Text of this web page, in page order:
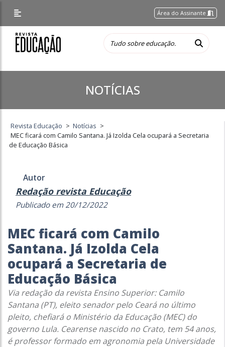
Área do Assinante
NOTÍCIAS
Revista Educação > Notícias >
MEC ficará com Camilo Santana. Já Izolda Cela ocupará a Secretaria
de Educação Básica
Autor
Redação revista Educação
Publicado em 20/12/2022
MEC ficará com Camilo
Santana. Já Izolda Cela
ocupará a Secretaria de
Educação Básica
Via redação da revista Ensino Superior: Camilo
Santana (PT), eleito senador pelo Ceará no último
pleito, chefiará o Ministério da Educação (MEC) do
governo Lula. Cearense nascido no Crato, tem 54 anos,
é professor formado em agronomia pela Universidade